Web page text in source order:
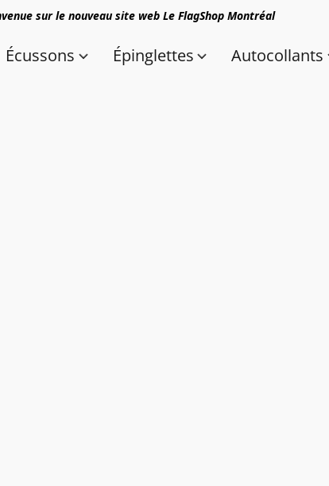
sur le nouveau site web Le FlagShop Montréal
Écussons Épinglettes Autocollants